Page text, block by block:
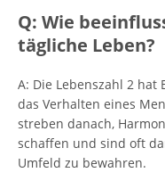
Q: Wie
tägliche Leben?
A: Die Lebenszahl 2
das Verhalten eines
streben danach,
schaffen und sind oft
Umfeld zu bewahren.